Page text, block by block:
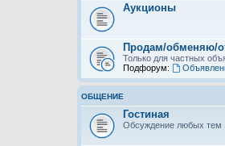
Аукционы
Продам/обменяю/
Только для частных
Подфорум:
ОБЩЕНИЕ
Гостиная
Обсуждение любых тем